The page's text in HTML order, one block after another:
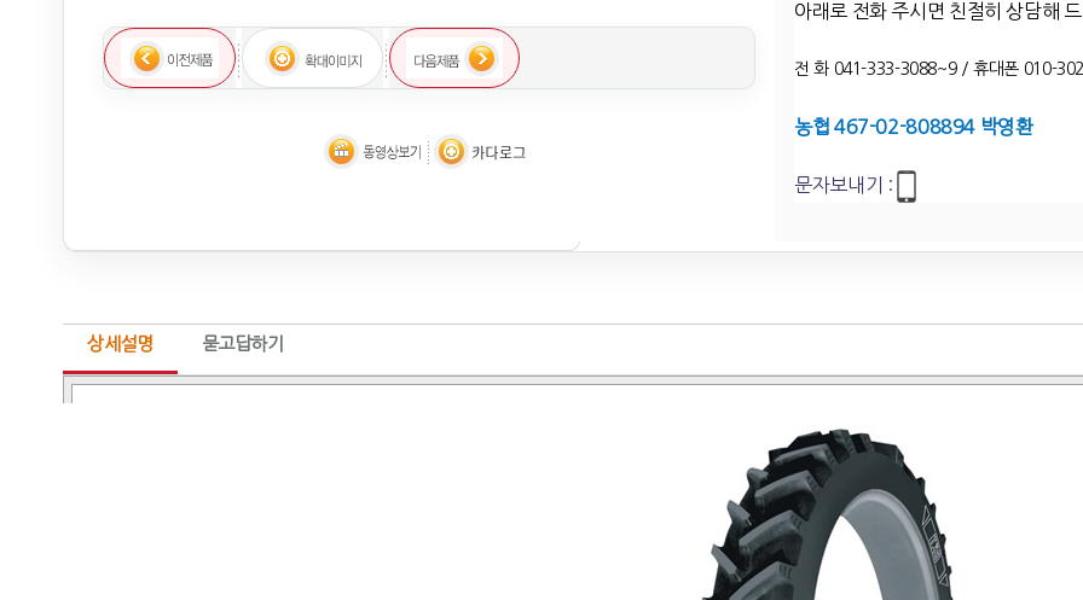
아래로 전화 주시면 친절히 상담해
전 화 041-333-3088~9 / 휴대폰 010-
농협 467-02-808894 박영환
문자보내기 :
상세설명 묻고답하기